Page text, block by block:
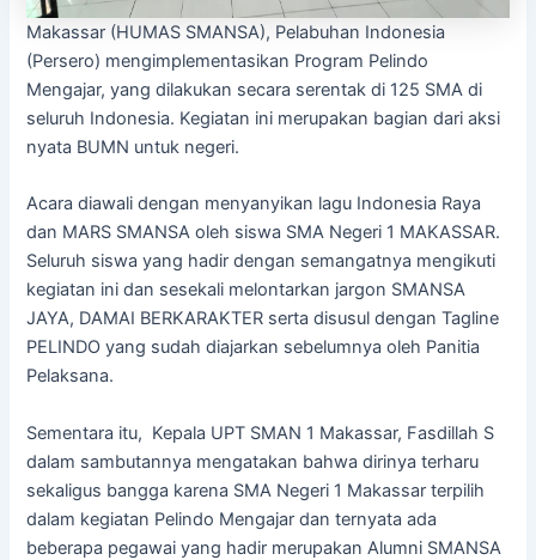
Makassar (HUMAS SMANSA), Pelabuhan Indonesia
(Persero) mengimplementasikan Program Pelindo
Mengajar, yang dilakukan secara serentak di 125 SMA di
seluruh Indonesia. Kegiatan ini merupakan bagian dari aksi
nyata BUMN untuk negeri.
Acara diawali dengan menyanyikan lagu Indonesia Raya
dan MARS SMANSA oleh siswa SMA Negeri 1 MAKASSAR.
Seluruh siswa yang hadir dengan semangatnya mengikuti
kegiatan ini dan sesekali melontarkan jargon SMANSA
JAYA, DAMAI BERKARAKTER serta disusul dengan Tagline
PELINDO yang sudah diajarkan sebelumnya oleh Panitia
Pelaksana.
Sementara itu, Kepala UPT SMAN 1 Makassar, Fasdillah S
dalam sambutannya mengatakan bahwa dirinya terharu
sekaligus bangga karena SMA Negeri 1 Makassar terpilih
dalam kegiatan Pelindo Mengajar dan ternyata ada
beberapa pegawai yang hadir merupakan Alumni SMANSA